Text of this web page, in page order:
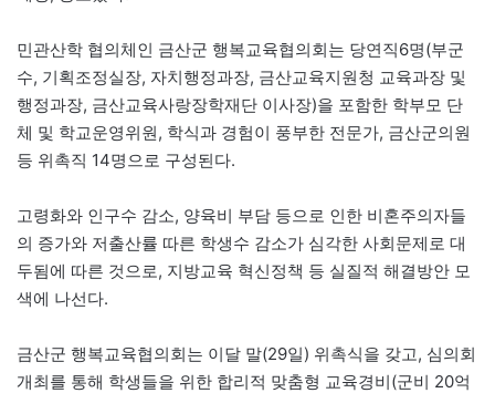
민관산학 협의체인 금산군 행복교육협의회는 당연직6명(부군
수, 기획조정실장, 자치행정과장, 금산교육지원청 교육과장 및
행정과장, 금산교육사랑장학재단 이사장)을 포함한 학부모 단
체 및 학교운영위원, 학식과 경험이 풍부한 전문가, 금산군의원
등 위촉직 14명으로 구성된다.
고령화와 인구수 감소, 양육비 부담 등으로 인한 비혼주의자들
의 증가와 저출산률 따른 학생수 감소가 심각한 사회문제로 대
두됨에 따른 것으로, 지방교육 혁신정책 등 실질적 해결방안 모
색에 나선다.
금산군 행복교육협의회는 이달 말(29일) 위촉식을 갖고, 심의회
개최를 통해 학생들을 위한 합리적 맞춤형 교육경비(군비 20억